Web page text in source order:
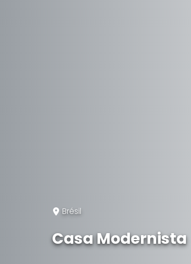
Brésil
Casa Modernista